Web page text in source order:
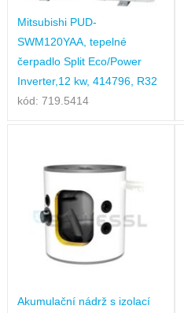
Mitsubishi PUD-
SWM120YAA, tepelné
čerpadlo Split Eco/Power
Inverter,12 kw, 414796, R32
kód: 719.5414
Akumulační nádrž s izolací